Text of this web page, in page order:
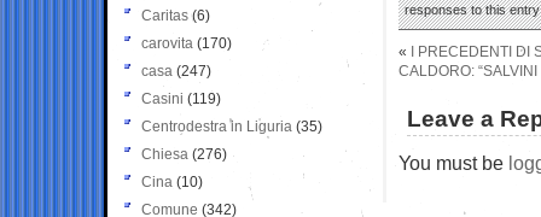
responses to this
«
I PRECEDENTI DI
CALDORO:
Leave a
You must be
Caritas (6)
carovita (170)
casa (247)
Casini (119)
Centrodestra in Liguria (35)
Chiesa (276)
Cina (10)
Comune (342)